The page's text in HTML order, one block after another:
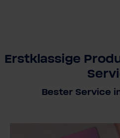
Erstklassige
Bester Service